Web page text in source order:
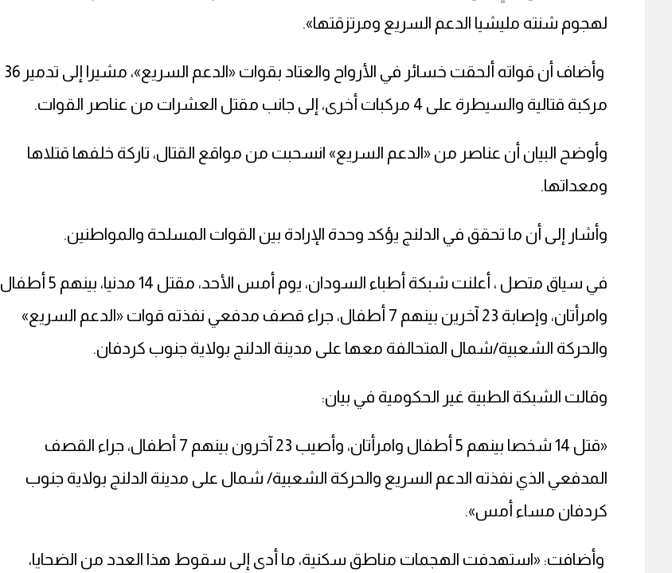
لهجوم شنته مليشيا الدعم السريع ومرتزقتها».
وأضاف أن قواته ألحقت خسائر في الأرواح والعتاد بقوات «الدعم السريع»، مشيرا إلى تدمير 36
مركبة قتالية والسيطرة على 4 مركبات أخرى، إلى جانب مقتل العشرات من عناصر القوات.
وأوضح البيان أن عناصر من «الدعم السريع» انسحبت من مواقع القتال، تاركة خلفها قتلاها
ومعداتها.
وأشار إلى أن ما تحقق في الدلنج يؤكد وحدة الإرادة بين القوات المسلحة والمواطنين.
في سياق متصل ، أعلنت شبكة أطباء السودان، يوم أمس الأحد، مقتل 14 مدنيا، بينهم 5 أطفال
وامرأتان،
وإصابة 23 آخرين بينهم 7 أطفال، جراء قصف مدفعي نفذته قوات «الدعم السريع»
والحركة الشعبية/شمال المتحالفة معها على مدينة الدلنج بولاية جنوب كردفان.
وقالت الشبكة الطبية غير الحكومية في بيان:
«قتل 14 شخصا بينهم 5 أطفال وامرأتان، وأصيب 23 آخرون بينهم 7 أطفال، جراء القصف
المدفعي الذي نفذته الدعم السريع والحركة الشعبية/ شمال على مدينة الدلنج بولاية جنوب
كردفان مساء أمس».
وأضافت: «استهدفت الهجمات مناطق سكنية، ما أدى إلى سقوط هذا العدد من الضحايا،